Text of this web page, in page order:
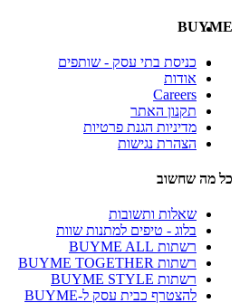
BUYME
כניסת בתי עסק - שותפים
אודות
Careers
תקנון האתר
מדיניות הגנת פרטיות
הצהרת נגישות
כל מה שחשוב
שאלות ותשובות
בלוג - טיפים למתנות שוות
רשתות BUYME ALL
רשתות BUYME TOGETHER
רשתות BUYME STYLE
להצטרף כבית עסק ל-BUYME